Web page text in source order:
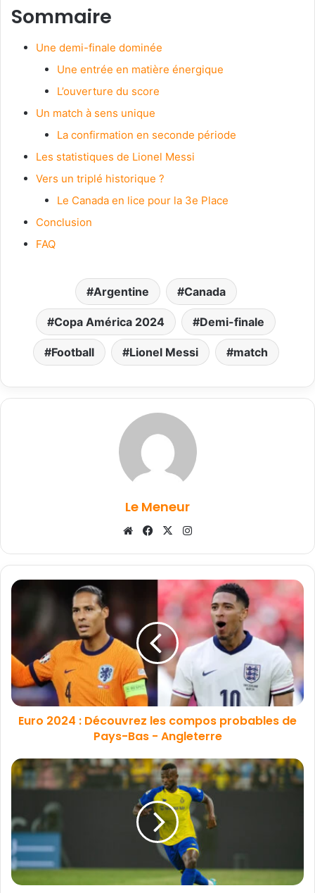
Sommaire
Une demi-finale dominée
Une entrée en matière énergique
L’ouverture du score
Un match à sens unique
La confirmation en seconde période
Les statistiques de Lionel Messi
Vers un triplé historique ?
Le Canada en lice pour la 3e Place
Conclusion
FAQ
Argentine Canada
Copa América 2024 Demi-finale
Football Lionel Messi match
Le Meneur
WebsiteFacebook
X
Euro 2024 : Découvrez les compos probables de
Pays-Bas - Angleterre